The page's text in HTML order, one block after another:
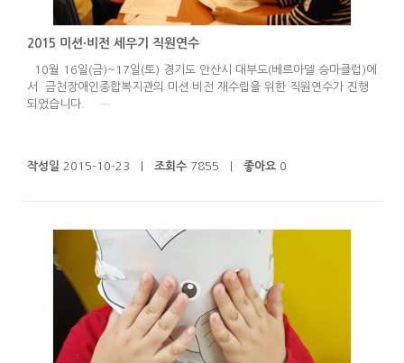
2015 미션·비전 세우기 직원연수
10월 16일(금)~17일(토) 경기도 안산시 대부도(베르아델 승마클럽)에
서 금천장애인종합복지관의 미션·비전 재수립을 위한 직원연수가 진행
되었습니다. …
작성일 2015-10-23 | 조회수7855 | 좋아요0